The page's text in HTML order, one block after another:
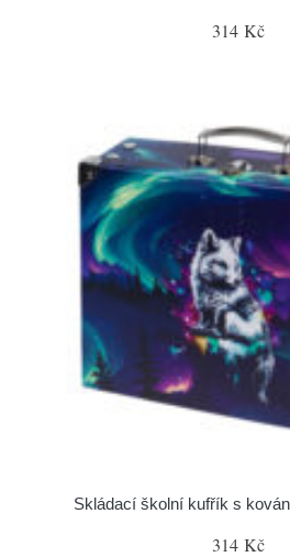
314 Kč
Skládací školní kufřík s
314 Kč